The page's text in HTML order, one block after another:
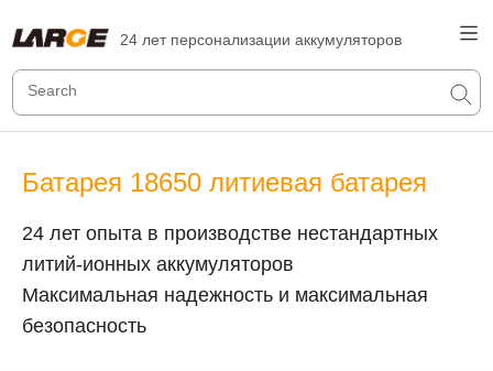
24 лет персонализации аккумуляторов
Батарея 18650 литиевая батарея
24 лет опыта в производстве нестандартных
литий-ионных аккумуляторов
Максимальная надежность и максимальная
безопасность